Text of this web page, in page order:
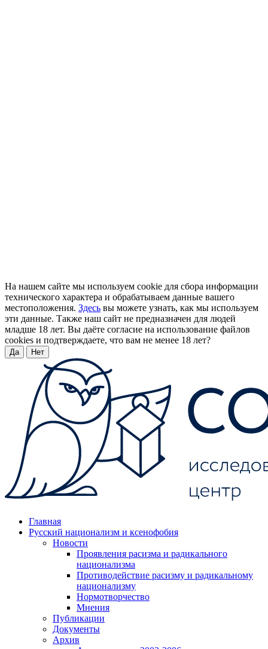
На нашем сайте мы используем cookie для сбора информации
технического характера и обрабатываем данные вашего
местоположения. Здесь вы можете узнать, как мы используем
эти данные. Также наш сайт не предназначен для людей
младше 18 лет. Вы даёте согласие на использование файлов
cookies и подтверждаете, что вам не менее 18 лет?
Да Нет
Главная
Русский национализм и ксенофобия
Новости
Проявления расизма и радикального
национализма
Противодействие расизму и радикальному
национализму
Нормотворчество
Мнения
Публикации
Документы
Архив